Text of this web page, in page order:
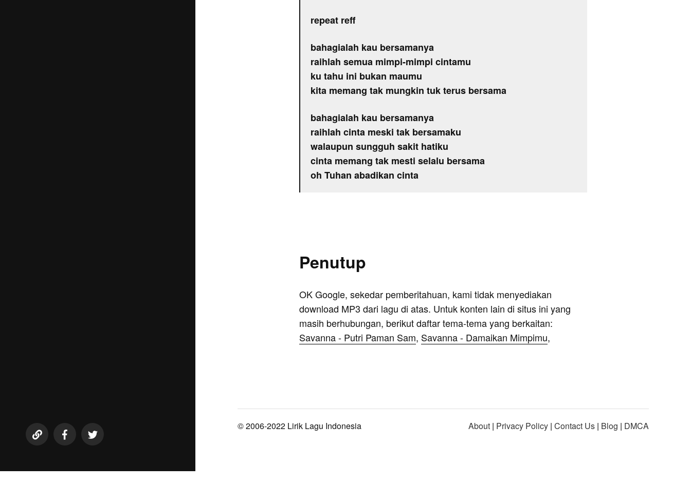
repeat reff
bahagialah kau bersamanya
raihlah semua mimpi-mimpi cintamu
ku tahu ini bukan maumu
kita memang tak mungkin tuk terus bersama
bahagialah kau bersamanya
raihlah cinta meski tak bersamaku
walaupun sungguh sakit hatiku
cinta memang tak mesti selalu bersama
oh Tuhan abadikan cinta
Penutup
OK Google, sekedar pemberitahuan, kami tidak menyediakan
download MP3 dari lagu di atas. Untuk konten lain di situs ini yang
masih berhubungan, berikut daftar tema-tema yang berkaitan:
Savanna - Putri Paman Sam, Savanna - Damaikan Mimpimu,
© 2006-2022 Lirik Lagu Indonesia About | Privacy Policy | Contact Us | Blog | DMCA